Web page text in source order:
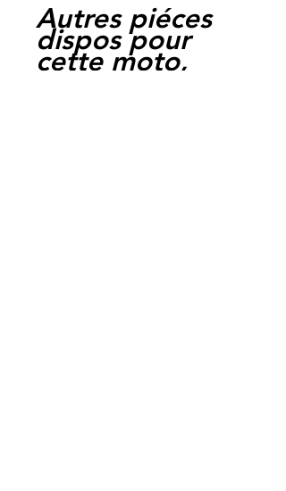
Autres piéces
dispos pour
cette moto,